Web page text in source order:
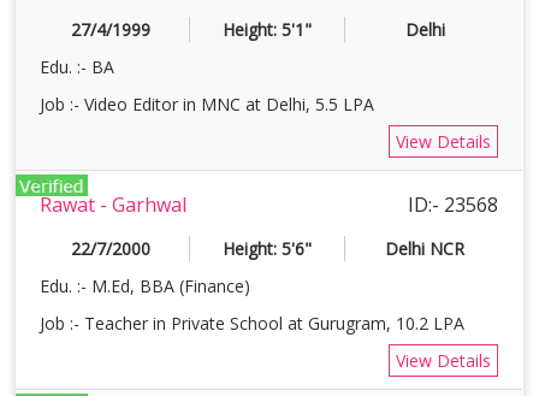
27/4/1999 Height: 5'1"
Delhi
Edu. :- BA
Job :- Video Editor in MNC at Delhi, 5.5 LPA
View Details
Rawat - Garhwal ID:- 23568
22/7/2000 Height: 5'6"
Delhi NCR
Edu. :- M.Ed, BBA (Finance)
Job :- Teacher in Private School at Gurugram, 10.2 LPA
View Details